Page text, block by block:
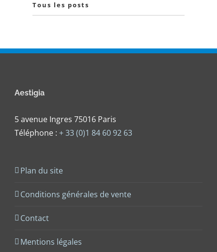
Tous les posts
Aestigia
5 avenue Ingres 75016 Paris
Téléphone : + 33 (0)1 84 60 92 63
Plan du site
Conditions générales de vente
Contact
Mentions légales